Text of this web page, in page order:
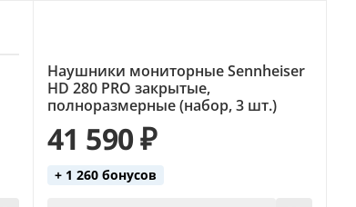
Наушники мониторные Sennheiser
HD 280 PRO закрытые,
полноразмерные (набор, 3 шт.)
41 590 ₽
+ 1 260 бонусов